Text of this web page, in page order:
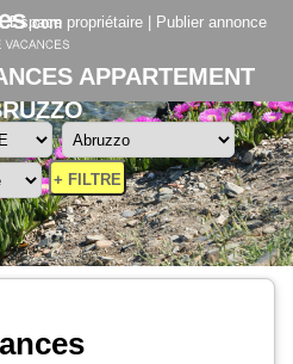
Espace propriétaire Publier annonce
APPARTEMENT
+ FILTRE